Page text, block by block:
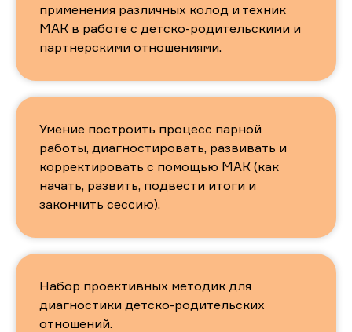
применения различных колод и техник
МАК в работе с детско-родительскими и
партнерскими отношениями.
Умение построить процесс парной
работы, диагностировать, развивать и
корректировать с помощью МАК (как
начать, развить, подвести итоги и
закончить сессию).
Набор проективных методик для
диагностики детско-родительских
отношений.
Базовый
Продвинутый
Участие в закрытой группе в телеграмм
Участие в онлайн встрече в зум
Полная оплата
10700 рублей